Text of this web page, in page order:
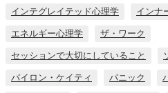
インテグレイテッド心理学 インナ
エネルギー心理学 ザ・ワーク
セッションで大切にしていること
バイロン・ケイティ パニック